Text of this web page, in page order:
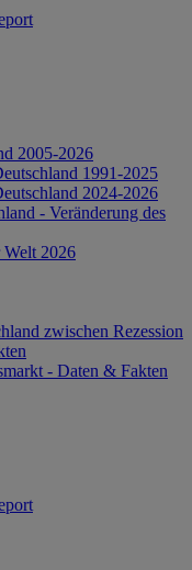
2005-2026
1991-2025
2024-2026
- Veränderung des
Welt 2026
zwischen Rezession
- Daten & Fakten